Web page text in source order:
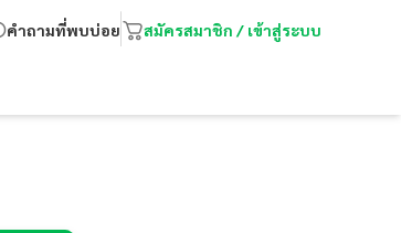
คำถามที่พบบ่อย สมัครสมาชิก / เข้าสู่ระบบ